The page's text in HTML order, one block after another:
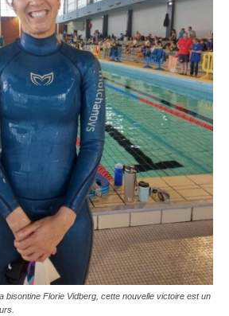
bisontine Florie Vidberg, cette nouvelle victoire est un